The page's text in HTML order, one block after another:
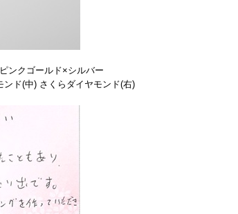
ンクゴールド×シルバー
ド(中) さくらダイヤモンド(右)